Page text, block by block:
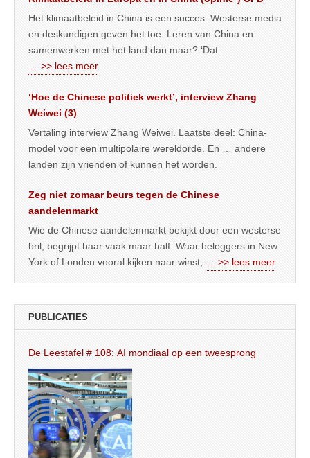
Het klimaatbeleid in China is een succes. Westerse media
en deskundigen geven het toe. Leren van China en
samenwerken met het land dan maar? ‘Dat
… >> lees meer
‘Hoe de Chinese politiek werkt’, interview Zhang
Weiwei (3)
Vertaling interview Zhang Weiwei. Laatste deel: China-
model voor een multipolaire wereldorde. En … andere
landen zijn vrienden of kunnen het worden.
Zeg niet zomaar beurs tegen de Chinese
aandelenmarkt
Wie de Chinese aandelenmarkt bekijkt door een westerse
bril, begrijpt haar vaak maar half. Waar beleggers in New
York of Londen vooral kijken naar winst, … >> lees meer
PUBLICATIES
De Leestafel # 108: AI mondiaal op een tweesprong